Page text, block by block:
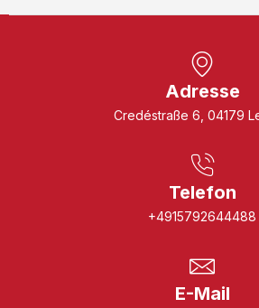
Adresse
Credéstraße 6, 04179
Telefon
+4915792644488
E-Mail